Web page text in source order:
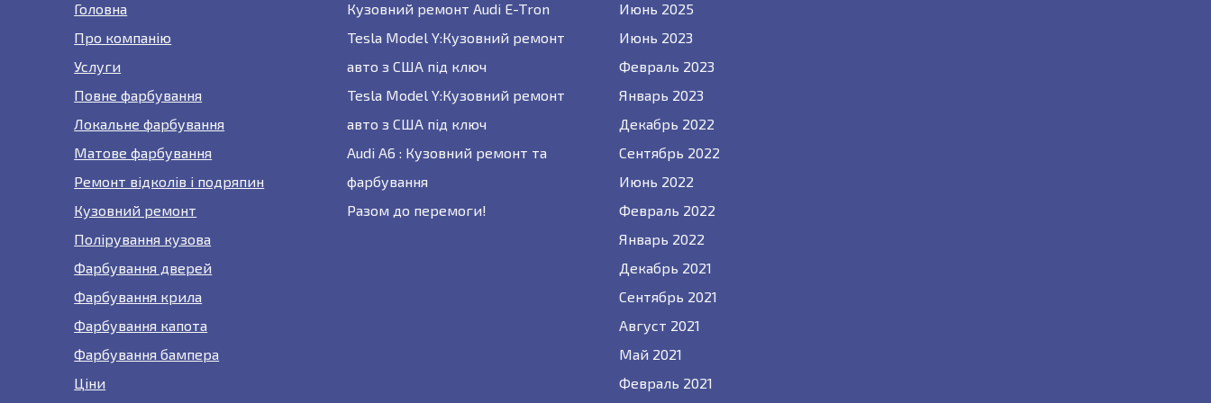
Головна
Про компанію
Услуги
Повне фарбування
Локальне фарбування
Матове фарбування
Ремонт відколів і подряпин
Кузовний ремонт
Полірування кузова
Фарбування дверей
Фарбування крила
Фарбування капота
Фарбування бампера
Ціни
Кузовний ремонт Audi E-Tron
Tesla Model Y:Кузовний ремонт
авто з США під ключ
Tesla Model Y:Кузовний ремонт
авто з США під ключ
Audi A6 : Кузовний ремонт та
фарбування
Разом до перемоги!
Июнь 2025
Июнь 2023
Февраль 2023
Январь 2023
Декабрь 2022
Сентябрь 2022
Июнь 2022
Февраль 2022
Январь 2022
Декабрь 2021
Сентябрь 2021
Август 2021
Май 2021
Февраль 2021